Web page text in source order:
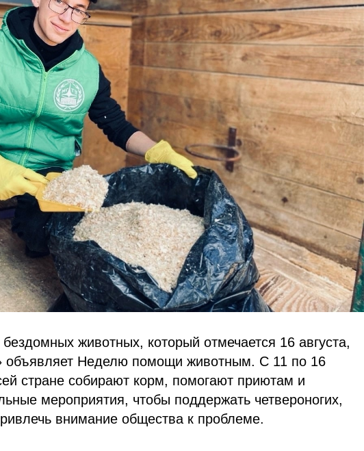
животных, который отмечается 16 августа,
объявляет Неделю помощи животным. С 11 по 16
стране собирают корм, помогают приютам и
мероприятия, чтобы поддержать четвероногих,
внимание общества к проблеме.